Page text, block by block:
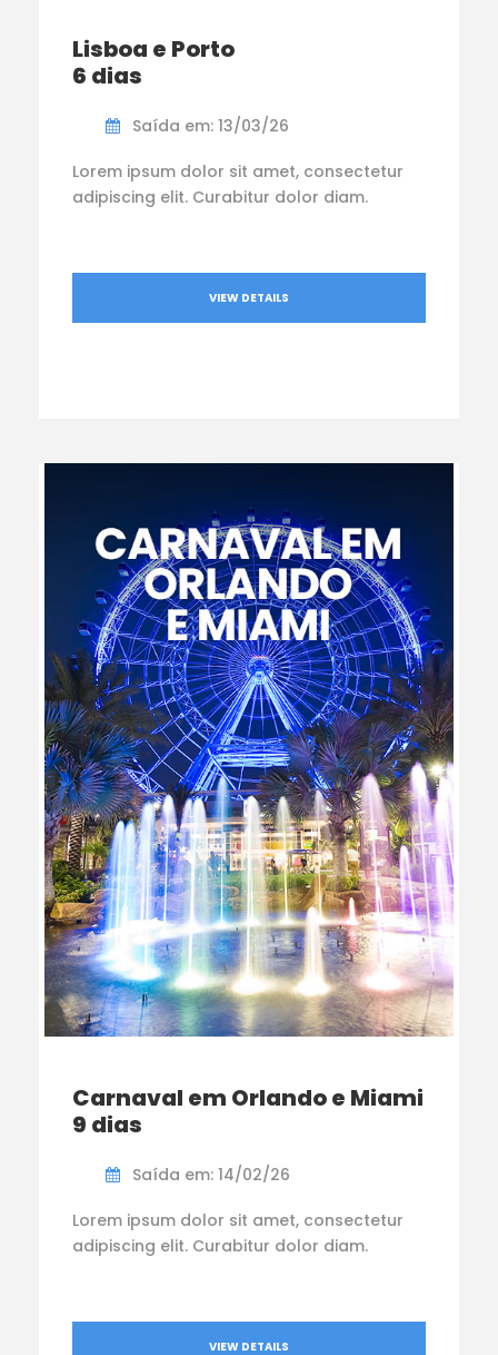
Lisboa e Porto
6 dias
Saída em: 13/03/26
Lorem ipsum dolor sit amet, consectetur
adipiscing elit. Curabitur dolor diam.
VIEW DETAILS
Carnaval em Orlando e Miami
9 dias
Saída em: 14/02/26
Lorem ipsum dolor sit amet, consectetur
adipiscing elit. Curabitur dolor diam.
VIEW DETAILS